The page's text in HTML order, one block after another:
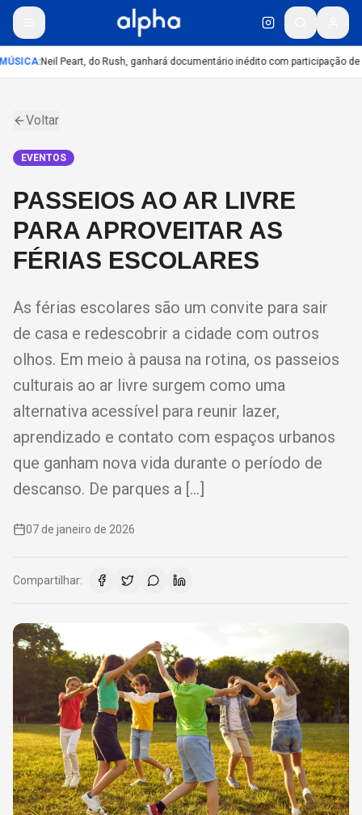
:Neil Peart, do Rush, ganhará documentário inédito com participação de
Voltar
EVENTOS
PASSEIOS AO AR LIVRE
PARA APROVEITAR AS
FÉRIAS ESCOLARES
As férias escolares são um convite para sair
de casa e redescobrir a cidade com outros
olhos. Em meio à pausa na rotina, os passeios
culturais ao ar livre surgem como uma
alternativa acessível para reunir lazer,
aprendizado e contato com espaços urbanos
que ganham nova vida durante o período de
descanso. De parques a […]
07 de janeiro de 2026
Compartilhar: